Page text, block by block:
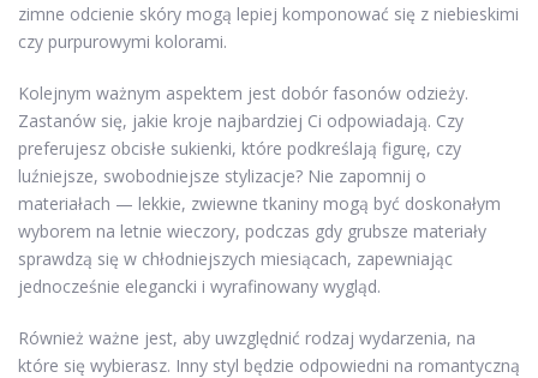
zimne odcienie skóry mogą lepiej komponować się z niebieskimi
czy purpurowymi kolorami.
Kolejnym ważnym aspektem jest dobór fasonów odzieży.
Zastanów się, jakie kroje najbardziej Ci odpowiadają. Czy
preferujesz obcisłe sukienki, które podkreślają figurę, czy
luźniejsze, swobodniejsze stylizacje? Nie zapomnij o
materiałach — lekkie, zwiewne tkaniny mogą być doskonałym
wyborem na letnie wieczory, podczas gdy grubsze materiały
sprawdzą się w chłodniejszych miesiącach, zapewniając
jednocześnie elegancki i wyrafinowany wygląd.
Również ważne jest, aby uwzględnić rodzaj wydarzenia, na
które się wybierasz. Inny styl będzie odpowiedni na romantyczną